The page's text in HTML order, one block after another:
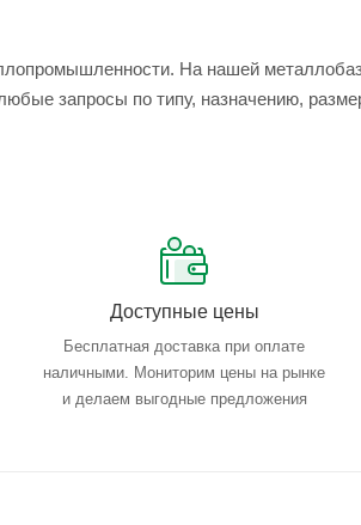
На нашей
запросы по типу, назначению,
Доступные цены
Бесплатная доставка при оплате
наличными. Мониторим цены на рынке
и делаем выгодные предложения